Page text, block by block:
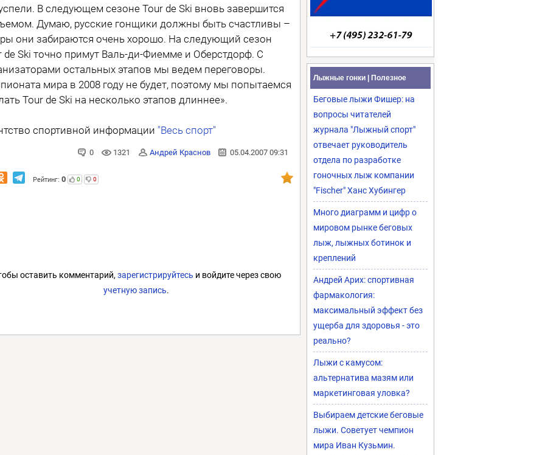
В следующем сезоне Tour de Ski вновь завершится
Думаю, русские гонщики должны быть счастливы –
они забираются очень хорошо. На следующий сезон
de Ski точно примут Валь-ди-Фиемме и Оберстдорф. С
остальных этапов мы ведем переговоры.
мира в 2008 году не будет, поэтому мы попытаемся
Tour de Ski на несколько этапов длиннее».
спортивной информации "Весь спорт"
0 1321 Андрей Краснов 05.04.2007 09:31
Рейтинг: 0 0 0
оставить комментарий, зарегистрируйтесь и войдите через свою
учетную запись.
Лыжные гонки | Полезное
Беговые лыжи Фишер: на
вопросы читателей
журнала "Лыжный спорт"
отвечает руководитель
отдела по разработке
гоночных лыж компании
"Fischer" Ханс Хубингер
Много диаграмм и цифр о
мировом рынке беговых
лыж, лыжных ботинок и
креплений
Андрей Арих: спортивная
фармакология:
максимальный эффект без
ущерба для здоровья - это
реально?
Лыжи с камусом:
альтернатива мазям или
маркетинговая уловка?
Выбираем детские беговые
лыжи. Советует чемпион
мира Иван Кузьмин.